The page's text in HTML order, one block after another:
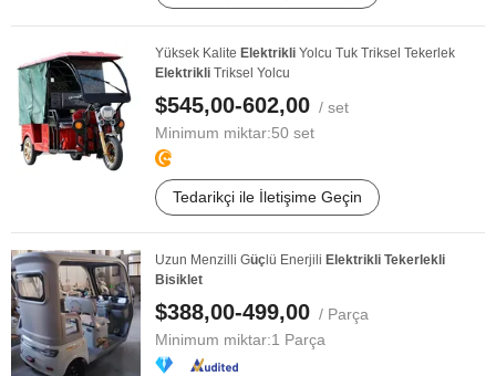
Yüksek Kalite Elektrikli Yolcu Tuk Triksel Tekerlek
Elektrikli Triksel Yolcu
$545,00-602,00 / set
Minimum miktar:50 set
Tedarikçi ile İletişime Geçin
Uzun Menzilli Güç lü Enerjili Elektrikli Tekerlekli
Bisiklet
$388,00-499,00 / Parça
Minimum miktar:1 Parça